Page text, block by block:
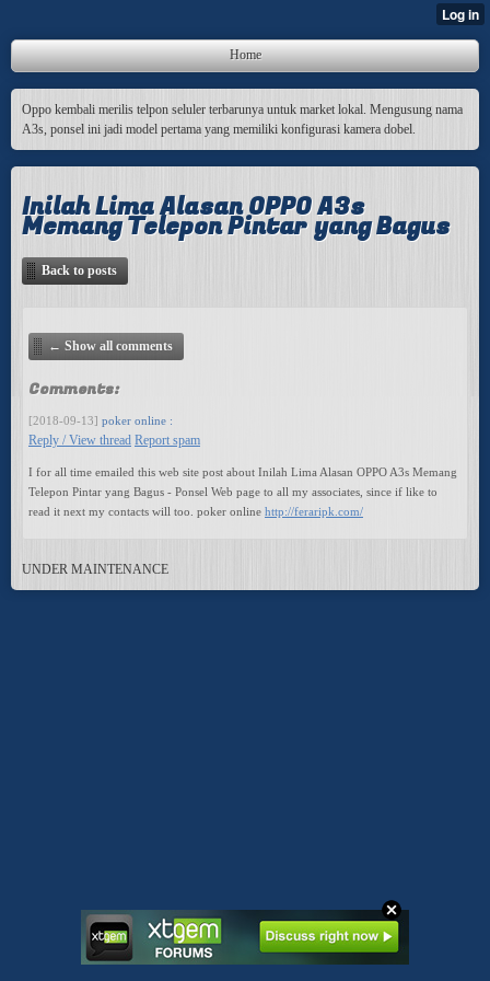
Home
Oppo kembali merilis telpon seluler terbarunya untuk market lokal. Mengusung nama
A3s, ponsel ini jadi model pertama yang memiliki konfigurasi kamera dobel.
Inilah Lima Alasan OPPO A3s
Memang Telepon Pintar yang Bagus
Back to posts
← Show all comments
Comments:
[2018-09-13] poker online :
Reply / View thread Report spam
I for all time emailed this web site post about Inilah Lima Alasan OPPO A3s Memang
Telepon Pintar yang Bagus - Ponsel Web page to all my associates, since if like to
read it next my contacts will too. poker online http://feraripk.com/
UNDER MAINTENANCE